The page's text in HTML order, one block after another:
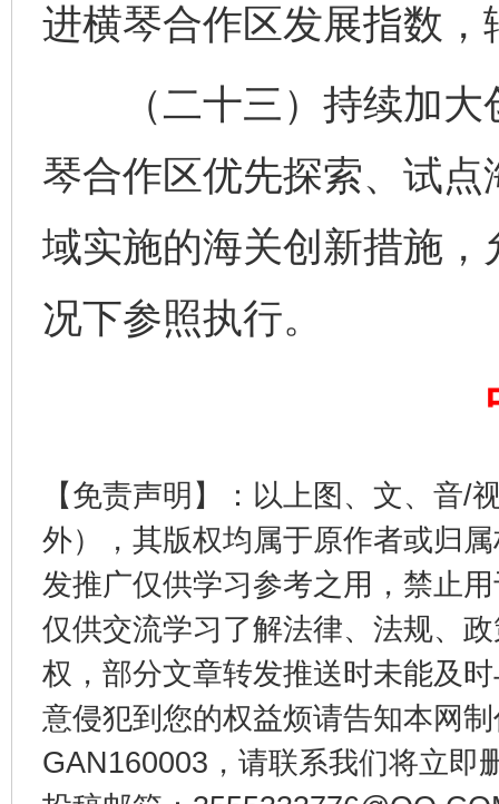
进横琴合作区发展指数，
（二十三）持续加大
琴合作区优先探索、试
域实施的海关创新措施
况下参照执行。
【免责声明】：以上图、文、音/
外），其版权均属于原作者或归
发推广仅供学习参考之用，禁止
仅供交流学习了解法律、法规、
权，部分文章转发推送时未能及
意侵犯到您的权益烦请告知本网
GAN160003，请联系我们将立即
东山县通报“牛蛙产品抗生素超标问题” 法